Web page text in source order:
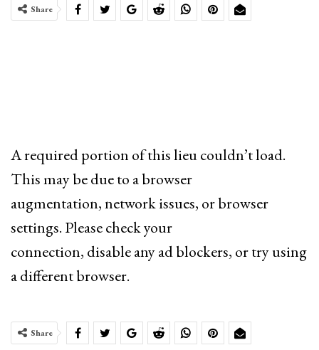
Share
A required portion of this lieu couldn’t load.
This may be due to a browser
augmentation, network issues, or browser
settings. Please check your
connection, disable any ad blockers, or try using
a different browser.
Share